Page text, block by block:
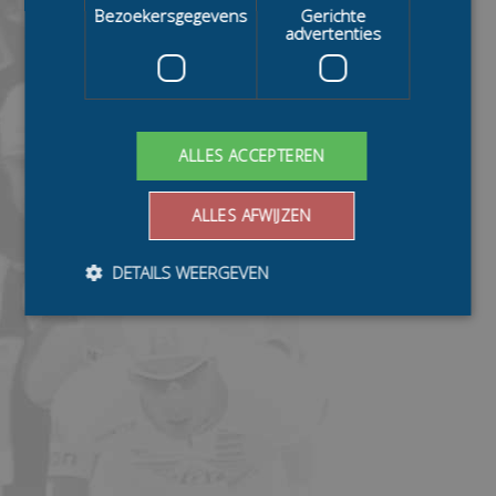
Bezoekersgegevens
Gerichte
advertenties
ALLES ACCEPTEREN
ALLES AFWIJZEN
DETAILS WEERGEVEN